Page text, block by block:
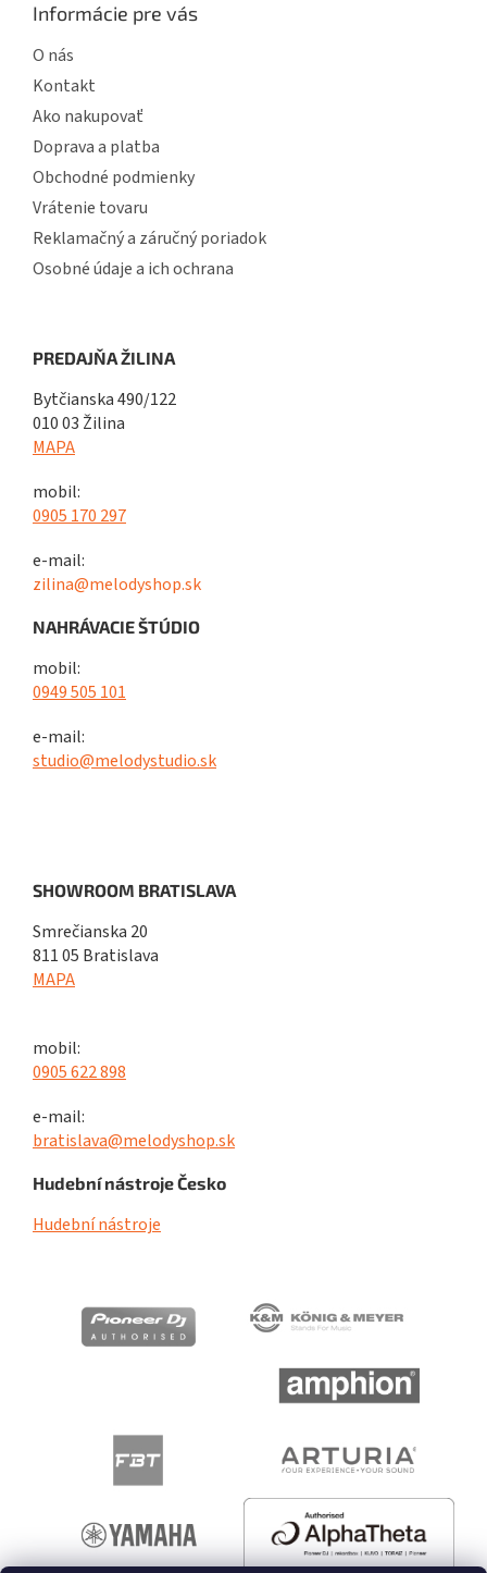
Informácie pre vás
O nás
Kontakt
Ako nakupovať
Doprava a platba
Obchodné podmienky
Vrátenie tovaru
Reklamačný a záručný poriadok
Osobné údaje a ich ochrana
PREDAJŇA ŽILINA
Bytčianska 490/122
010 03 Žilina
MAPA
mobil:
0905 170 297
e-mail:
zilina@melodyshop.sk
NAHRÁVACIE ŠTÚDIO
mobil:
0949 505 101
e-mail:
studio@melodystudio.sk
SHOWROOM BRATISLAVA
Smrečianska 20
811 05 Bratislava
MAPA
mobil:
0905 622 898
e-mail:
bratislava@melodyshop.sk
Hudební nástroje Česko
Hudební nástroje